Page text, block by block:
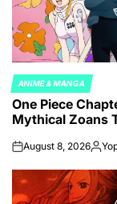
POSTED
IN
ANIME & MANGA
One Piece
Mythical Zoans
onAugust 8, 2026